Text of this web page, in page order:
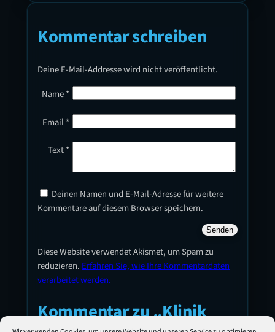
Kommentar schreiben
Deine E-Mail-Addresse wird nicht veröffentlicht.
Name*
Email *
Text*
Deinen Namen und E-Mail-Adresse für weitere
Kommentare auf diesem Browser speichern.
Diese Website verwendet Akismet, um Spam zu
reduzieren. Erfahren Sie, wie Ihre Kommentardaten
verarbeitet werden.
Kommentar zu „Klinik